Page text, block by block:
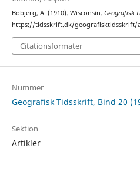
Bobjerg, A. (1910). Wisconsin. Geografisk
https://tidsskrift.dk/geografisktidsskrift/
Citationsformater
Nummer
Geografisk Tidsskrift, Bind 20
Sektion
Artikler